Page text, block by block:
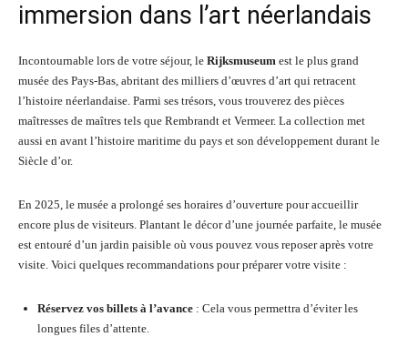
immersion dans l’art néerlandais
Incontournable lors de votre séjour, le Rijksmuseum est le plus grand
musée des Pays-Bas, abritant des milliers d’œuvres d’art qui retracent
l’histoire néerlandaise. Parmi ses trésors, vous trouverez des pièces
maîtresses de maîtres tels que Rembrandt et Vermeer. La collection met
aussi en avant l’histoire maritime du pays et son développement durant le
Siècle d’or.
En 2025, le musée a prolongé ses horaires d’ouverture pour accueillir
encore plus de visiteurs. Plantant le décor d’une journée parfaite, le musée
est entouré d’un jardin paisible où vous pouvez vous reposer après votre
visite. Voici quelques recommandations pour préparer votre visite :
Réservez vos billets à l’avance : Cela vous permettra d’éviter les
longues files d’attente.